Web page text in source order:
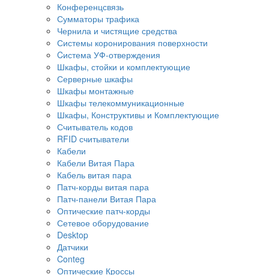
Конференцсвязь
Сумматоры трафика
Чернила и чистящие средства
Системы коронирования поверхности
Cистема УФ-отверждения
Шкафы, стойки и комплектующие
Серверные шкафы
Шкафы монтажные
Шкафы телекоммуникационные
Шкафы, Конструктивы и Комплектующие
Считыватель кодов
RFID считыватели
Кабели
Кабели Витая Пара
Кабель витая пара
Патч-корды витая пара
Патч-панели Витая Пара
Оптические патч-корды
Сетевое оборудование
Desktop
Датчики
Conteg
Оптические Кроссы